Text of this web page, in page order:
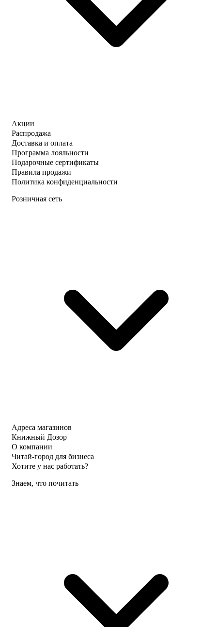
Акции
Распродажа
Доставка и оплата
Программа лояльности
Подарочные сертификаты
Правила продажи
Политика конфиденциальности
Розничная сеть
Адреса магазинов
Книжный Дозор
О компании
Читай-город для бизнеса
Хотите у нас работать?
Знаем, что почитать